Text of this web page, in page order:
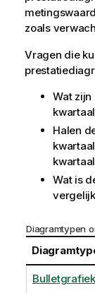
zoals
Vragen die
Wat
Halen
Wat is
Diagramtypen
Bulletgrafiek